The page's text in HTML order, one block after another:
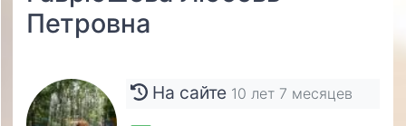
Петровна
На сайте 10 лет 7 месяцев